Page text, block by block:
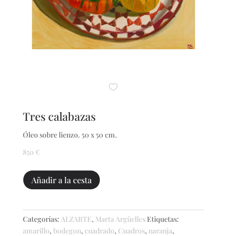
Tres calabazas
Óleo sobre lienzo. 50 x 50 cm.
850 €
Tres
calabazas
Añadir a la cesta
Categorías: ALZARTE, Marta Argüelles Etiquetas:
amarillo, bodegon, cuadrado, Cuadros, naranja,